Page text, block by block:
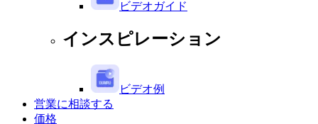
ビデオガイド
インスピレーション
ビデオ例
営業に相談する
価格